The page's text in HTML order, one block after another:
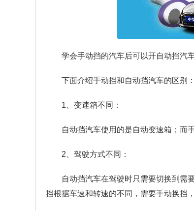
学会手动挡的汽车后可以开自动挡汽车
下面介绍手动挡和自动挡汽车的区别：
1、变速箱不同：
自动挡汽车使用的是自动变速箱；而
2、驾驶方式不同：
自动挡汽车在驾驶时只需要切换到需
挡根据车速和转速的不同，需要手动换挡